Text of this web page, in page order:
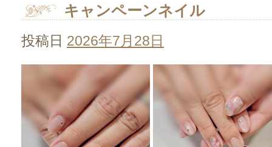
キャンペーンネイル
投稿日 2026年7月28日